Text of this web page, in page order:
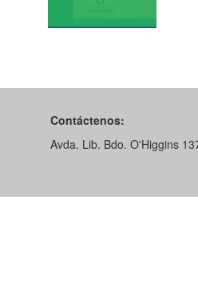
Contáctenos:
Avda. Lib. Bdo. O'Higgins